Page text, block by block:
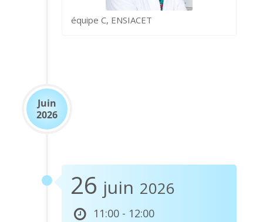
équipe C, ENSIACET
Juin
2026
26 juin 2026
11:00 - 12:00